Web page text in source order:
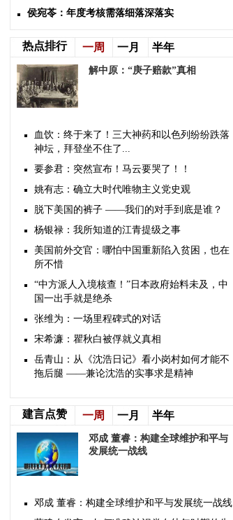
侯宛苓：年度考核需落细落深落实
热点排行 一周 一月 半年
解中原：“庚子赔款”真相
血饮：终于来了！三大神药和以色列纷纷跌落
神坛，拜登坐不住了...
要参君：突然宣布！马云要哭了！！
姚有志：确立大时代唯物主义党史观
脱下美国的裤子 ——我们的对手到底是谁？
杨银禄：我所知道的江青提级之事
美国前外交官：哪怕中国重新陷入贫困，也在
所不惜
“中方派人入境核查！”日本政府始料未及，中
国一出手就是绝杀
张维为：一场里程碑式的对话
宋希濂：瞿秋白被俘就义真相
岳青山：从《沈浩日记》看小岗村如何才能不
拖后腿 ——兼论沈浩的实事求是精神
建言点赞 一周 一月 半年
邓成 董睿：构建全球维护和平与
发展统一战线
邓成 董睿：构建全球维护和平与发展统一战线